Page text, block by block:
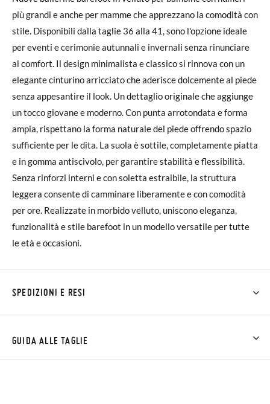
più grandi e anche per mamme che apprezzano la comodità con
stile. Disponibili dalla taglie 36 alla 41, sono l'opzione ideale
per eventi e cerimonie autunnali e invernali senza rinunciare
al comfort. Il design minimalista e classico si rinnova con un
elegante cinturino arricciato che aderisce dolcemente al piede
senza appesantire il look. Un dettaglio originale che aggiunge
un tocco giovane e moderno. Con punta arrotondata e forma
ampia, rispettano la forma naturale del piede offrendo spazio
sufficiente per le dita. La suola è sottile, completamente piatta
e in gomma antiscivolo, per garantire stabilità e flessibilità.
Senza rinforzi interni e con soletta estraibile, la struttura
leggera consente di camminare liberamente e con comodità
per ore. Realizzate in morbido velluto, uniscono eleganza,
funzionalità e stile barefoot in un modello versatile per tutte
le età e occasioni.
SPEDIZIONI E RESI
ordini inferiori a 30 €, la spedizione standard costa 3,95 € e
GUIDA ALLE TAGLIE